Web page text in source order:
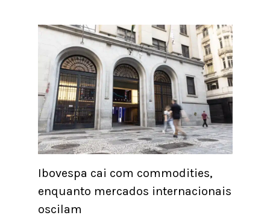
Ibovespa cai com commodities,
enquanto mercados internacionais
oscilam